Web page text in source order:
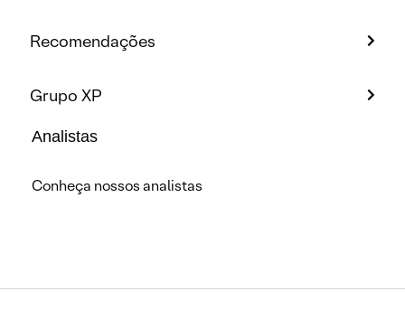
Recomendações
Grupo XP
Analistas
Conheça nossos analistas